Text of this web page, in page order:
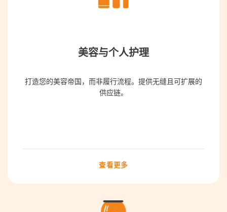
美容与个人护理
打造您的美容帝国，而非履行流程。提供无缝且可扩展的
供应链。
查看更多